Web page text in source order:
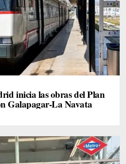
inicia las obras del Plan
Galapagar-La Navata